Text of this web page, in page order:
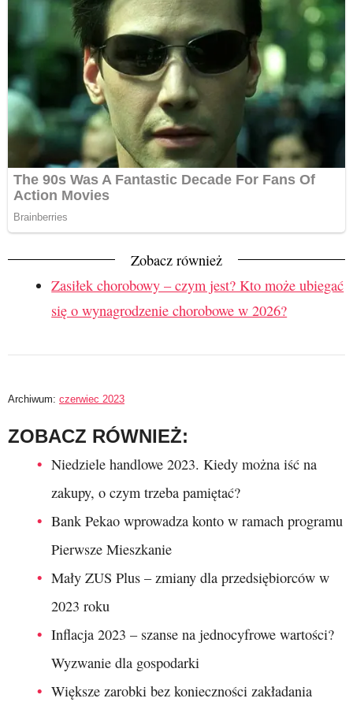
Zobacz również
Zasiłek chorobowy – czym jest? Kto może ubiegać
się o wynagrodzenie chorobowe w 2026?
Archiwum: czerwiec 2023
ZOBACZ RÓWNIEŻ:
Niedziele handlowe 2023. Kiedy można iść na
zakupy, o czym trzeba pamiętać?
Bank Pekao wprowadza konto w ramach programu
Pierwsze Mieszkanie
Mały ZUS Plus – zmiany dla przedsiębiorców w
2023 roku
Inflacja 2023 – szanse na jednocyfrowe wartości?
Wyzwanie dla gospodarki
Większe zarobki bez konieczności zakładania